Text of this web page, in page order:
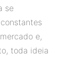
se
e,
toda ideia